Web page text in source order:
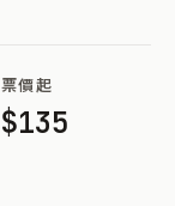
票價起
$135